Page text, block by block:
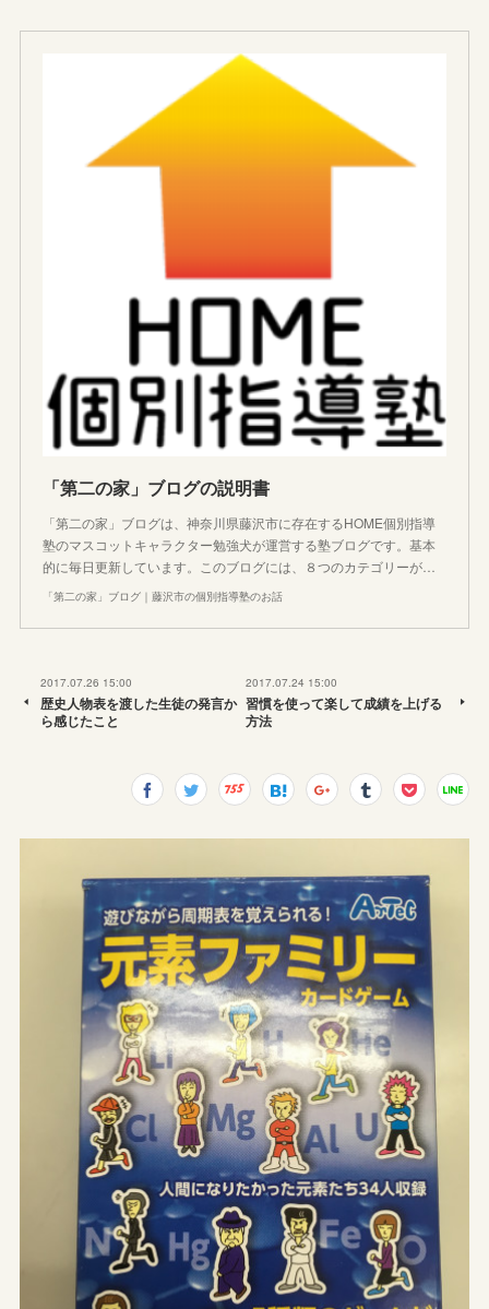
「第二の家」ブログの説明書
「第二の家」ブログは、神奈川県藤沢市に存在するHOME個別指導
塾のマスコットキャラクター勉強犬が運営する塾ブログです。基本
的に毎日更新しています。このブログには、８つのカテゴリーが…
「第二の家」ブログ｜藤沢市の個別指導塾のお話
2017.07.26 15:00
歴史人物表を渡した生徒の発言か
ら感じたこと
2017.07.24 15:00
習慣を使って楽して成績を上げる
方法